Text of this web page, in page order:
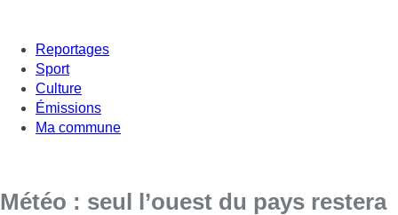
Reportages
Sport
Culture
Émissions
Ma commune
Météo : seul l’ouest du pays restera